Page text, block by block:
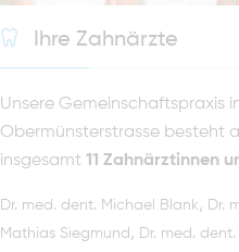
Ihre Zahnärzte
Unsere Gemeinschaftspraxis
Obermünsterstrasse besteht
insgesamt 11 Zahnärztinnen
Dr. med. dent. Michael Blank, Dr.
Mathias Siegmund , Dr. med.